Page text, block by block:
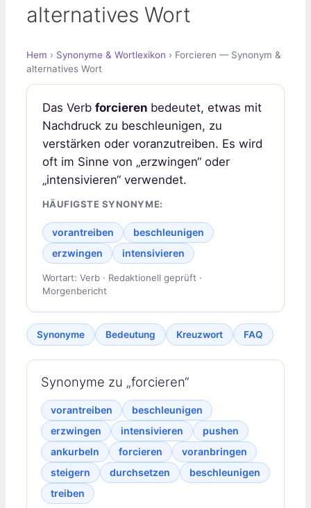
alternatives Wort
Hem › Synonyme & Wortlexikon › Forcieren — Synonym &
alternatives Wort
Das Verb forcierenbedeutet, etwas mit
Nachdruck zu beschleunigen, zu
verstärken oder voranzutreiben. Es wird
oft im Sinne von „erzwingen“ oder
„intensivieren“ verwendet.
HÄUFIGSTE SYNONYME:
vorantreiben
beschleunigen
erzwingen
intensivieren
Wortart: Verb · Redaktionell geprüft ·
Morgenbericht
Synonyme Bedeutung Kreuzwort FAQ
Synonyme zu „forcieren“
vorantreiben
beschleunigen
erzwingen
intensivieren
pushen
ankurbeln
forcieren
voranbringen
steigern
durchsetzen
beschleunigen
treiben